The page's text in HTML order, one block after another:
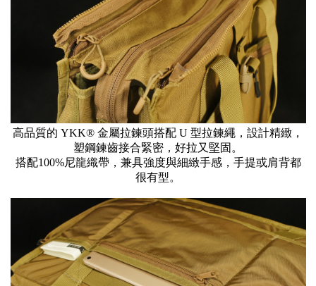
高品質的 YKK® 金屬拉鍊頭搭配 U 型拉鍊繩，設計精緻，
塑鋼鍊齒接合緊密，好拉又堅固。
搭配100%尼龍織帶，兼具強度與細緻手感，手提或肩背都
很有型。